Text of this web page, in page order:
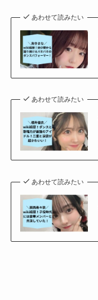
あわせて読みたい
あわせて読みたい
あわせて読みたい